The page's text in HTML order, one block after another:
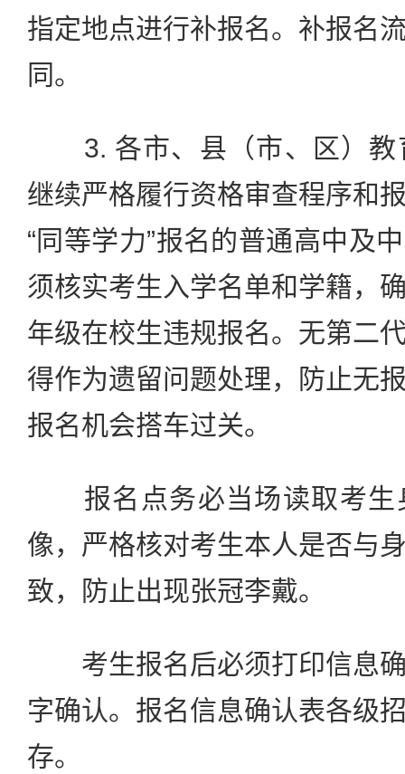
指定地点进行补报名。补报名
同。
3. 各市、县（市、区）教
继续严格履行资格审查程序和
“同等学力”报名的普通高中及
须核实考生入学名单和学籍，
年级在校生违规报名。无第二
得作为遗留问题处理，防止无
报名机会搭车过关。
报名点务必当场读取考生
像，严格核对考生本人是否与
致，防止出现张冠李戴。
考生报名后必须打印信息确
字确认。报名信息确认表各级
存。